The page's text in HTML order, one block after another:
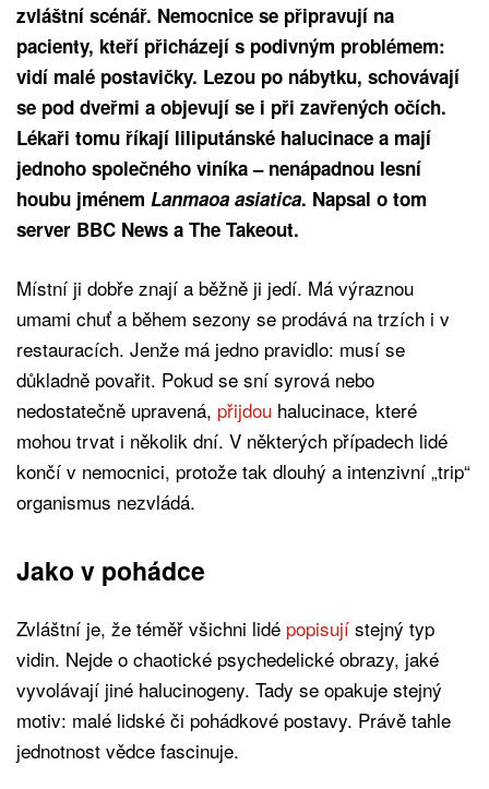
zvláštní scénář. Nemocnice se připravují na
pacienty, kteří přicházejí s podivným problémem:
vidí malé postavičky. Lezou po nábytku, schovávají
se pod dveřmi a objevují se i při zavřených očích.
Lékaři tomu říkají liliputánské halucinace a mají
jednoho společného viníka – nenápadnou lesní
houbu jménem Lanmaoa asiatica. Napsal o tom
server BBC News a The Takeout.
Místní ji dobře znají a běžně ji jedí. Má výraznou
umami chuť a během sezony se prodává na trzích i v
restauracích. Jenže má jedno pravidlo: musí se
důkladně povařit. Pokud se sní syrová nebo
nedostatečně upravená, přijdou halucinace, které
mohou trvat i několik dní. V některých případech lidé
končí v nemocnici, protože tak dlouhý a intenzivní „trip“
organismus nezvládá.
Jako v pohádce
Zvláštní je, že téměř všichni lidé popisují stejný typ
vidin. Nejde o chaotické psychedelické obrazy, jaké
vyvolávají jiné halucinogeny. Tady se opakuje stejný
motiv: malé lidské či pohádkové postavy. Právě tahle
jednotnost vědce fascinuje.